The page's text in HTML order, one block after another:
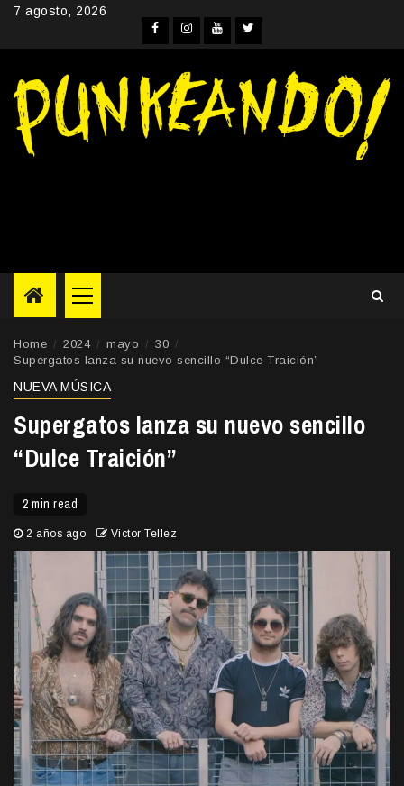
Skip7 agosto, 2026
Facebook
Instagram
YouTube
Twitter
Primary
Menu
Home 2024 mayo
30
Supergatos lanza su nuevo sencillo “Dulce Traición”
NUEVA MÚSICA
Supergatos lanza su nuevo sencillo
“Dulce Traición”
2 min read
2 años ago Victor Tellez